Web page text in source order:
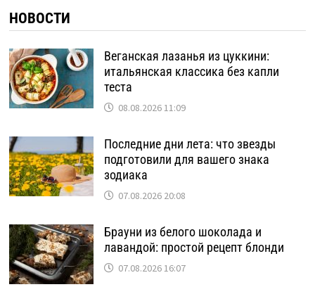
НОВОСТИ
Веганская лазанья из цуккини:
итальянская классика без капли
теста
08.08.2026 11:09
Последние дни лета: что звезды
подготовили для вашего знака
зодиака
07.08.2026 20:08
Брауни из белого шоколада и
лавандой: простой рецепт блонди
07.08.2026 16:07